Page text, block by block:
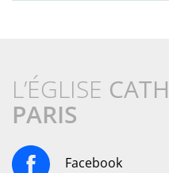
L’ÉGLISE
PARIS
Facebook